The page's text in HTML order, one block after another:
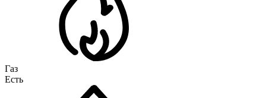
Газ
Есть